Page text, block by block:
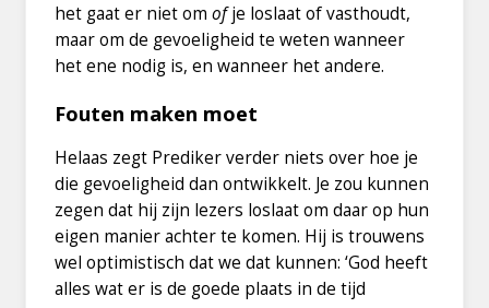
het gaat er niet om ofje loslaat of vasthoudt,
maar om de gevoeligheid te weten wanneer
het ene nodig is, en wanneer het andere.
Fouten maken moet
Helaas zegt Prediker verder niets over hoe je
die gevoeligheid dan ontwikkelt. Je zou kunnen
zegen dat hij zijn lezers loslaat om daar op hun
eigen manier achter te komen. Hij is trouwens
wel optimistisch dat we dat kunnen: ‘God heeft
alles wat er is de goede plaats in de tijd